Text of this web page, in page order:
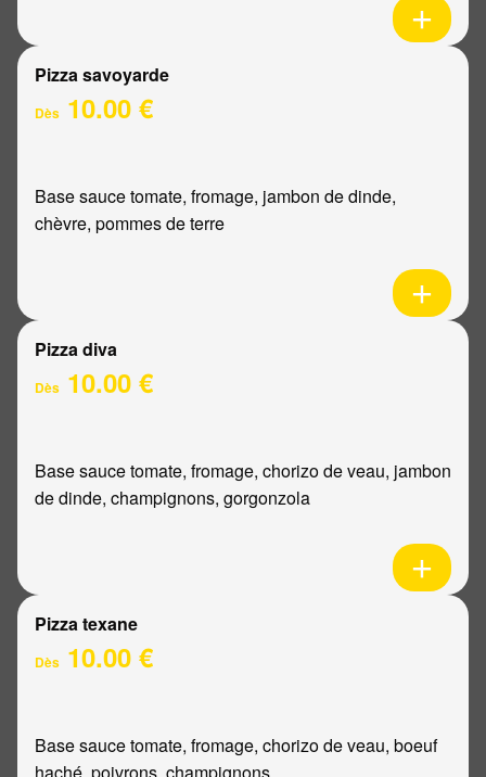
Pizza savoyarde
Dès 10.00 €
Base sauce tomate, fromage, jambon de dinde,
chèvre, pommes de terre
Pizza diva
Dès 10.00 €
Base sauce tomate, fromage, chorizo de veau, jambon
de dinde, champignons, gorgonzola
Pizza texane
Dès 10.00 €
Base sauce tomate, fromage, chorizo de veau, boeuf
haché, poivrons, champignons